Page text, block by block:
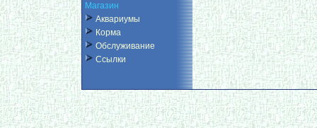
Магазин
Аквариумы
Корма
Обслуживание
Ссылки